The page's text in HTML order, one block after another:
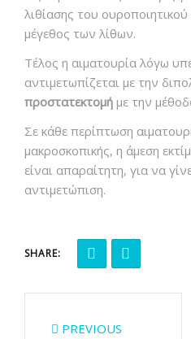
λιθίασης του
μέγεθος των λίθων.
Τέλος η αιματουρία λόγω
αντιμετωπίζεται με την
προστατεκτομή με την
Σε κάθε περίπτωση
μακροσκοπικής, η άμεση
είναι απαραίτητη, για να
αντιμετώπιση.
SHARE:
PREVIOUS